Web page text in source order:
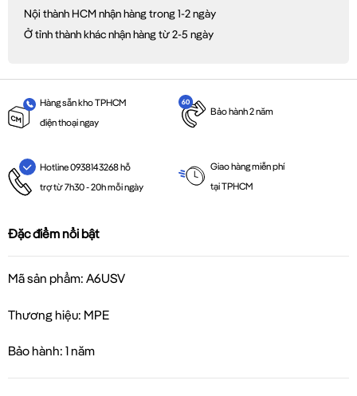
Nội thành HCM nhận hàng trong 1-2 ngày
Ở tỉnh thành khác nhận hàng từ 2-5 ngày
Hàng sẵn kho TPHCM
điện thoại ngay
Bảo hành 2 năm
Hotline 0938143268 hỗ
trợ từ 7h30 - 20h mỗi ngày
Giao hàng miễn phí
tại TPHCM
Đặc điểm nổi bật
Mã sản phẩm: A6USV
Thương hiệu: MPE
Bảo hành: 1 năm